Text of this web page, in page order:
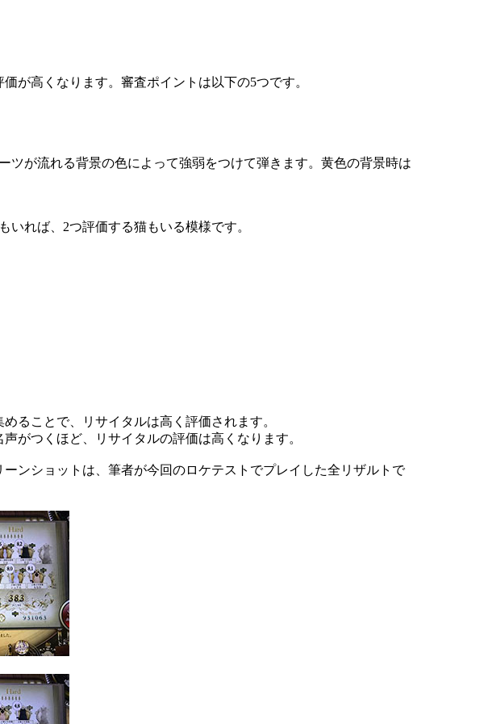
が高くなります。審査ポイントは以下の5つです。
が流れる背景の色によって強弱をつけて弾きます。黄色の背景時は
れば、2つ評価する猫もいる模様です。
ることで、リサイタルは高く評価されます。
がつくほど、リサイタルの評価は高くなります。
ンショットは、筆者が今回のロケテストでプレイした全リザルトで